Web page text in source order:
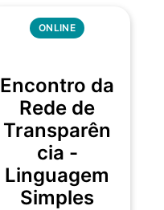
ONLINE
Encontro da
Rede de
Transparên
cia -
Linguagem
Simples